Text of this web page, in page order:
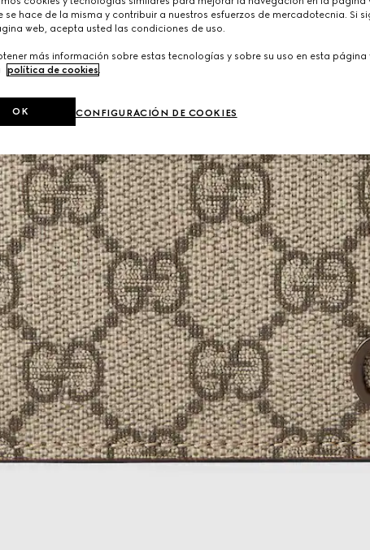
se hace de la misma y contribuir a nuestros esfuerzos de mercadotecnia. Si
web, acepta usted las condiciones de uso.
más información sobre estas tecnologías y sobre su uso en esta página
política de cookies.
CONFIGURACIÓN DE COOKIES
OK